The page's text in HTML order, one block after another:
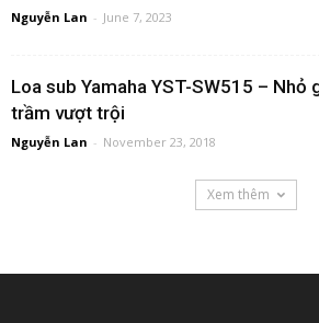
Nguyễn Lan - June 7, 2023
Loa sub Yamaha YST-SW515 – Nhỏ
trầm vượt trội
Nguyễn Lan - November 23, 2018
Xem thêm